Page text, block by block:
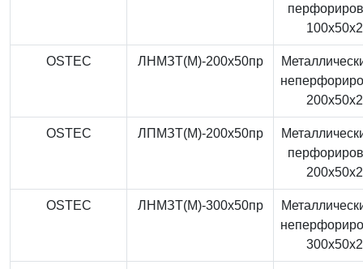
OSTEC ЛНМЗТ(М)-200x50пр
OSTEC ЛПМЗТ(М)-200x50пр
OSTEC ЛНМЗТ(М)-300x50пр